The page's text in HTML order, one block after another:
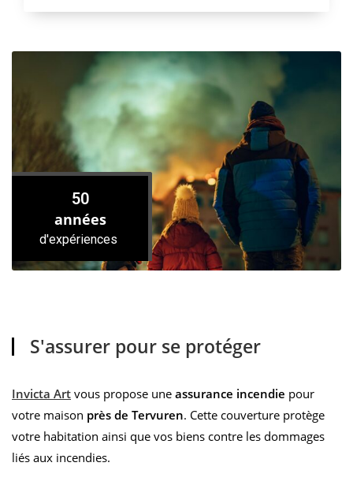
S'assurer pour se protéger
Invicta Art vous propose une assurance incendie pour
votre maison près de Tervuren. Cette couverture protège
votre habitation ainsi que vos biens contre les dommages
liés aux incendies.
50
années
d'expériences